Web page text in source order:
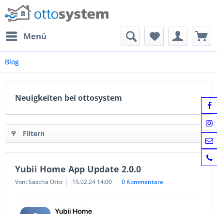
Menü
Blog
Neuigkeiten bei ottosystem
Filtern
Yubii Home App Update 2.0.0
Von: Sascha Otto 15.02.24 14:00 0 Kommentare